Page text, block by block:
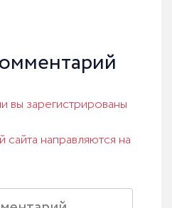
вы зарегистрированы
сайта направляются на